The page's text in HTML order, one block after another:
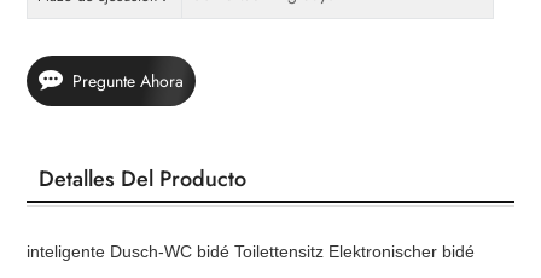
Pregunte Ahora
Detalles Del Producto
inteligente Dusch-WC bidé Toilettensitz Elektronischer bidé